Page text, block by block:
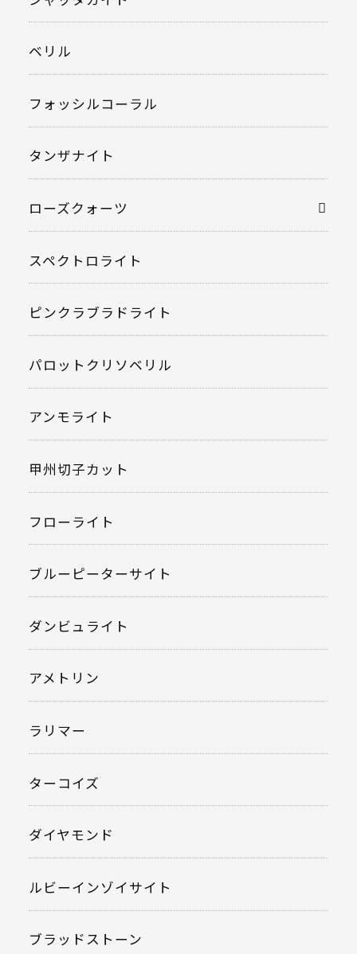
ベリル
フォッシルコーラル
タンザナイト
ローズクォーツ
スペクトロライト
ピンクラブラドライト
パロットクリソベリル
アンモライト
甲州切子カット
フローライト
ブルーピーターサイト
ダンビュライト
アメトリン
ラリマー
ターコイズ
ダイヤモンド
ルビーインゾイサイト
ブラッドストーン